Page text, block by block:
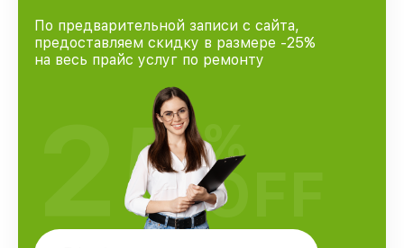
По предварительной записи с сайта,
предоставляем скидку в размере -25%
на весь прайс услуг по ремонту
25%
OFF